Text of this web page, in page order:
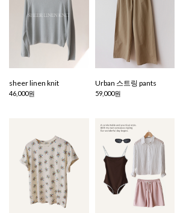
sheer linen knit
46,000원
Urban 스트링 pants
59,000원